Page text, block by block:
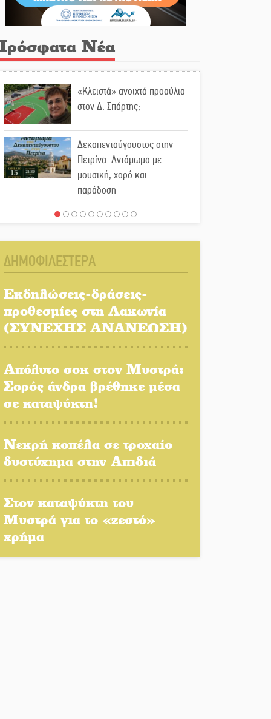
Νέα
«Κλειστά» ανοιχτά προαύλια
στον Δ. Σπάρτης;
Δεκαπενταύγουστος στην
Πετρίνα: Αντάμωμα με
μουσική, χορό και
παράδοση
Σωτήρια επέμβαση για
Αποστολή εξετελέσθη στην
Ταϊβάν: Στη βάση τους τα
παγκόσμια Σπαρτιατόπουλα
«Ρίζες και Ρεύματα» στο
Ξηροκάμπι με Ίκαρη και
Αμετάβλητος στο «τριάρι» ο
κίνδυνος φωτιάς σε όλη τη
Λακωνία
Εβδομάδα Ομογενών:
Κερδισμένη ουσία ή
επικοινωνιακές εντυπώσεις;
Ελεύθερος ο 55χρονος για
την υπόθεση του Μυστρά
Ποδοσφαιρικό αντάμωμα για
ΔΗΜΟΦΙΛΕΣΤΕΡΑ
Εκδηλώσεις-δράσεις-
προθεσμίες στη Λακωνία
(ΣΥΝΕΧΗΣ ΑΝΑΝΕΩΣΗ)
Απόλυτο σοκ στον Μυστρά:
Σορός άνδρα βρέθηκε μέσα
σε καταψύκτη!
Νεκρή κοπέλα σε τροχαίο
δυστύχημα στην Απιδιά
Στον καταψύκτη του
Μυστρά για το «ζεστό»
χρήμα